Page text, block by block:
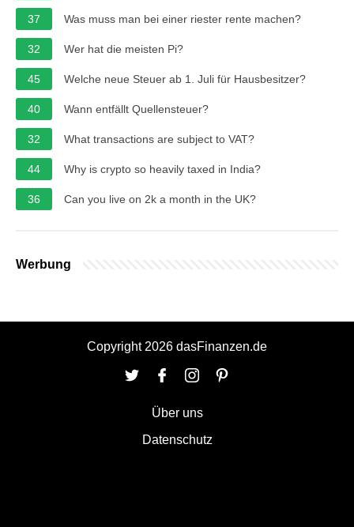
37 Was muss man bei einer riester rente machen?
32 Wer hat die meisten Pi?
45 Welche neue Steuer ab 1. Juli für Hausbesitzer?
40 Wann entfällt Quellensteuer?
32 What transactions are subject to VAT?
44 Why is crypto so heavily taxed in India?
36 Can you live on 2k a month in the UK?
Werbung
Copyright 2026 dasFinanzen.de
Über uns
Datenschutz